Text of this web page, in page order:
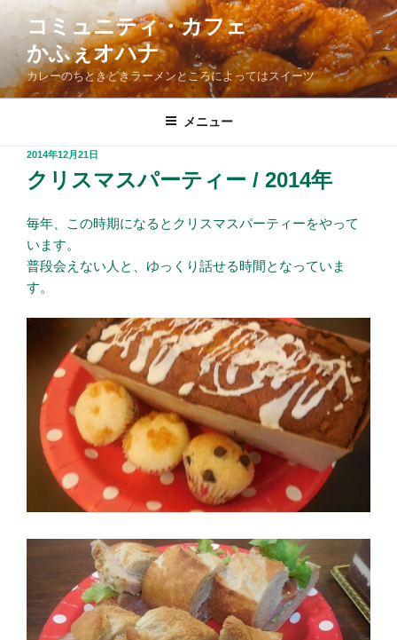
コ
ツ
コミュニティ・カフェ
かふぇオハナ
カレーのちときどきラーメンところによってはスイーツ
メニュー
投
日:
2014年12月21日
クリスマスパーティー / 2014年
毎年、この時期になるとクリスマスパーティーをやって
います。
普段会えない人と、ゆっくり話せる時間となっていま
す。